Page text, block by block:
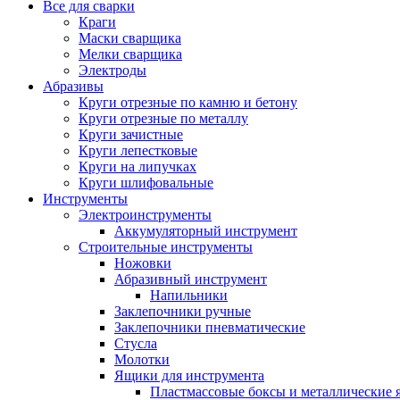
Все для сварки
Краги
Маски сварщика
Мелки сварщика
Электроды
Абразивы
Круги отрезные по камню и бетону
Круги отрезные по металлу
Круги зачистные
Круги лепестковые
Круги на липучках
Круги шлифовальные
Инструменты
Электроинструменты
Аккумуляторный инструмент
Строительные инструменты
Ножовки
Абразивный инструмент
Напильники
Заклепочники ручные
Заклепочники пневматические
Стусла
Молотки
Ящики для инструмента
Пластмассовые боксы и металлические